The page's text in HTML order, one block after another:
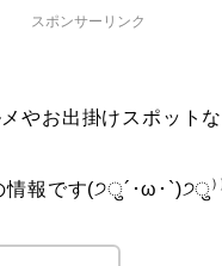
スポンサーリンク
やお出掛けスポット
情報です(੭ु´･ω･